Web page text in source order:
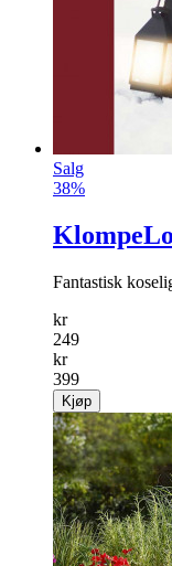
Salg
38%
Fantastisk
kr
249
kr
399
Kjøp